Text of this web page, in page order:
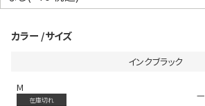
カラー サイズ
インクブラック
M
在庫切れ
—